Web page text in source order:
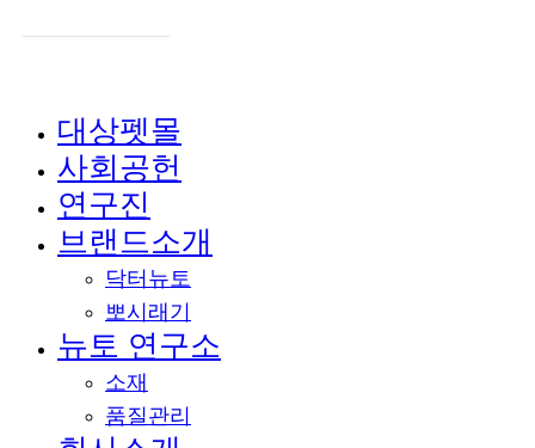
Close 대상펫몰
사회공헌
연구진
브랜드소개
닥터뉴토
뽀시래기
뉴토 연구소
소재
품질관리